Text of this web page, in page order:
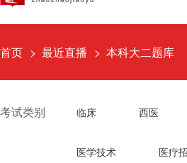
首页 最近直播 本科大二题库
考试类别 临床 西医
医学技术 医疗